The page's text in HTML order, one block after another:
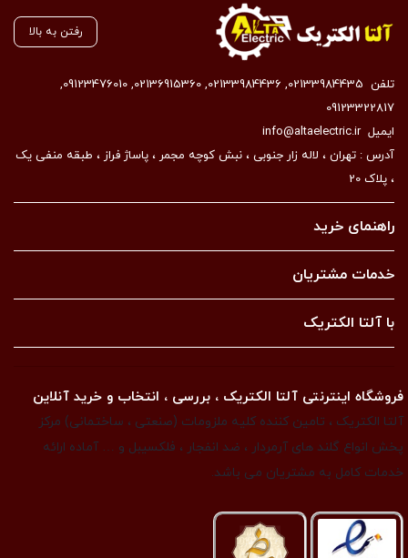
رفتن به بالا
تلفن 02133984435
,
02133984436
,
02136915360
,
09123476010
,
09123322817
ایمیلinfo@altaelectric.ir
آدرس : تهران ، لاله زار جنوبی ، نبش کوچه مجمر ، پاساژ فراز ، طبقه منفی یک
، پلاک 20
راهنمای خرید
خدمات مشتریان
با آلتا الکتریک
فروشگاه اینترنتی آلتا الکتریک ، بررسی ، انتخاب و خرید آنلاین
آلتا الکتریک ، تامین کننده کلیه ملزومات (صنعتی ، ساختمانی) مرکز
پخش انواع گلند های آرمردار ، ضد انفجار ، فلکسیبل و … آماده ارائه
خدمات کامل به مشتریان می باشد.